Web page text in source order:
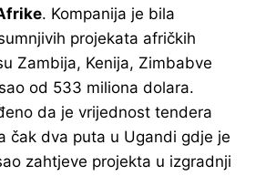
. Kompanija je bila
projekata afričkih
Zambija, Kenija, Zimbabve
od 533 miliona dolara.
da je vrijednost tendera
čak dva puta u Ugandi gdje je
zahtjeve projekta u izgradnji